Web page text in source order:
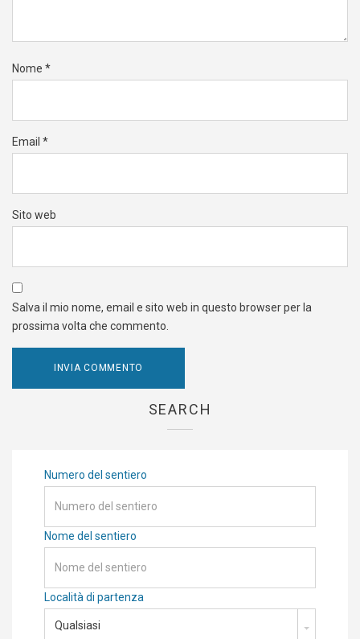
Nome *
Email *
Sito web
Salva il mio nome, email e sito web in questo browser per la
prossima volta che commento.
SEARCH
Numero del sentiero
Nome del sentiero
Località di partenza
Qualsiasi